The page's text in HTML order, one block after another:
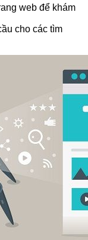
web để khám
cho các tìm